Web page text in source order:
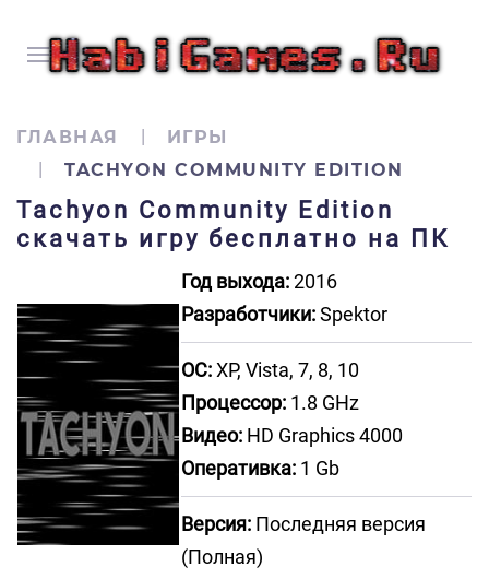
ГЛАВНАЯ
ИГРЫ
TACHYON COMMUNITY EDITION
Tachyon Community Edition
скачать игру бесплатно на ПК
Год выхода:2016
Разработчики:Spektor
ОС:XP, Vista, 7, 8, 10
Процессор: 1.8 GHz
Видео: HD Graphics 4000
Оперативка: 1 Gb
Версия: Последняя версия
(Полная)